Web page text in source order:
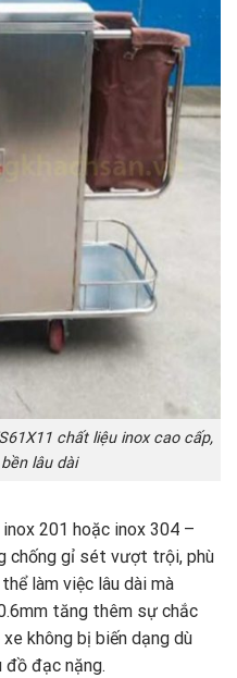
chất liệu inox cao cấp,
lâu dài
201 hoặc inox 304 –
chống gỉ sét vượt trội, phù
làm việc lâu dài mà
tăng thêm sự chắc
không bị biến dạng dù
đồ đạc nặng.